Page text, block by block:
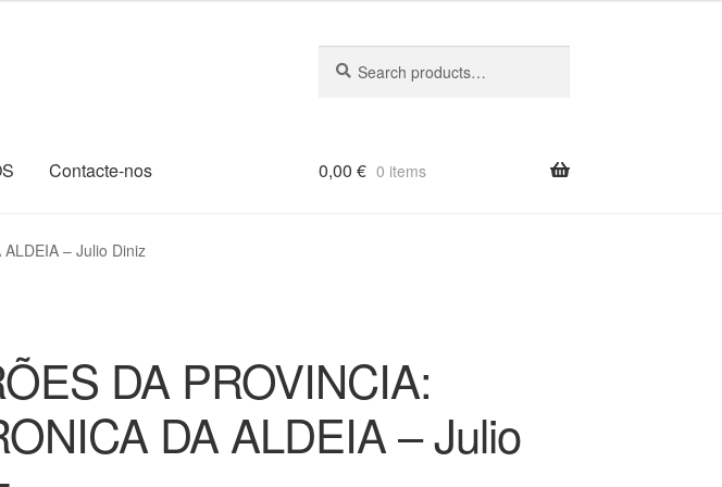
for:
Contacte-nos 0,00 € 0 items
ALDEIA – Julio Diniz
DA PROVINCIA:
DA ALDEIA – Julio